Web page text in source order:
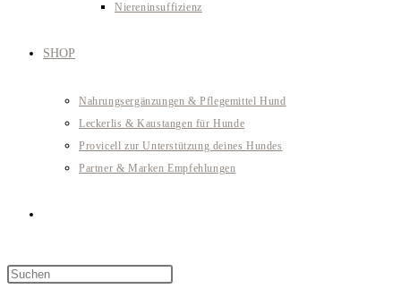
Niereninsuffizienz
SHOP
Nahrungsergänzungen & Pflegemittel Hund
Leckerlis & Kaustangen für Hunde
Provicell zur Unterstützung deines Hundes
Partner & Marken Empfehlungen
Suche